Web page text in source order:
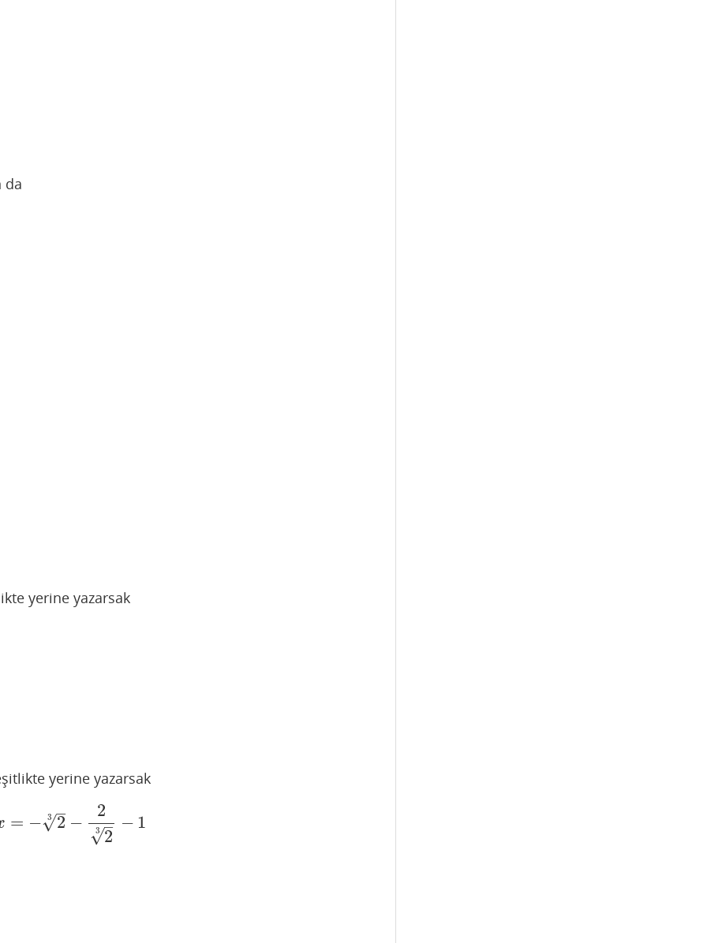
da
yerine yazarsak
yerine yazarsak
= − 2
–
√
3 −
2
2
–
√
3 − 1
−23−223− 1